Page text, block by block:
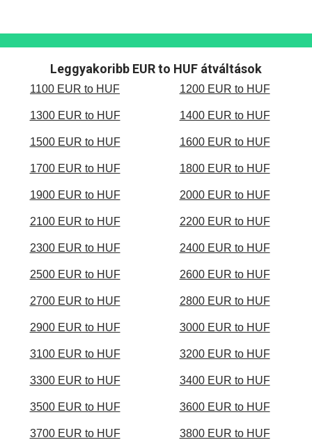
Leggyakoribb EUR to HUF átváltások
1100 EUR to HUF 1200 EUR to HUF
1300 EUR to HUF 1400 EUR to HUF
1500 EUR to HUF 1600 EUR to HUF
1700 EUR to HUF 1800 EUR to HUF
1900 EUR to HUF 2000 EUR to HUF
2100 EUR to HUF 2200 EUR to HUF
2300 EUR to HUF 2400 EUR to HUF
2500 EUR to HUF 2600 EUR to HUF
2700 EUR to HUF 2800 EUR to HUF
2900 EUR to HUF 3000 EUR to HUF
3100 EUR to HUF 3200 EUR to HUF
3300 EUR to HUF 3400 EUR to HUF
3500 EUR to HUF 3600 EUR to HUF
3700 EUR to HUF 3800 EUR to HUF